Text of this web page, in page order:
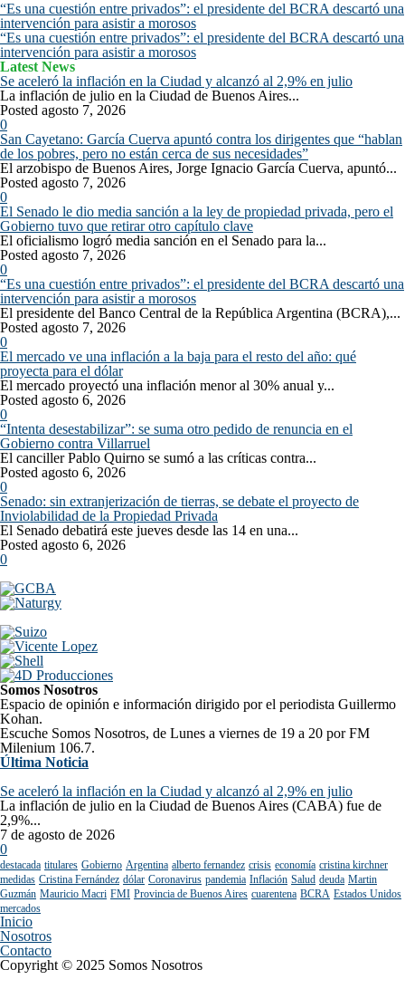
“Es una cuestión entre privados”: el presidente del BCRA descartó una
intervención para asistir a morosos
“Es una cuestión entre privados”: el presidente del BCRA descartó una
intervención para asistir a morosos
Latest News
Se aceleró la inflación en la Ciudad y alcanzó al 2,9% en julio
La inflación de julio en la Ciudad de Buenos Aires...
Posted agosto 7, 2026
0
San Cayetano: García Cuerva apuntó contra los dirigentes que “hablan
de los pobres, pero no están cerca de sus necesidades”
El arzobispo de Buenos Aires, Jorge Ignacio García Cuerva, apuntó...
Posted agosto 7, 2026
0
El Senado le dio media sanción a la ley de propiedad privada, pero el
Gobierno tuvo que retirar otro capítulo clave
El oficialismo logró media sanción en el Senado para la...
Posted agosto 7, 2026
0
“Es una cuestión entre privados”: el presidente del BCRA descartó una
intervención para asistir a morosos
El presidente del Banco Central de la República Argentina (BCRA),...
Posted agosto 7, 2026
0
El mercado ve una inflación a la baja para el resto del año: qué
proyecta para el dólar
El mercado proyectó una inflación menor al 30% anual y...
Posted agosto 6, 2026
0
“Intenta desestabilizar”: se suma otro pedido de renuncia en el
Gobierno contra Villarruel
El canciller Pablo Quirno se sumó a las críticas contra...
Posted agosto 6, 2026
0
Senado: sin extranjerización de tierras, se debate el proyecto de
Inviolabilidad de la Propiedad Privada
El Senado debatirá este jueves desde las 14 en una...
Posted agosto 6, 2026
0
Somos Nosotros
Espacio de opinión e información dirigido por el periodista Guillermo
Kohan.
Escuche Somos Nosotros, de Lunes a viernes de 19 a 20 por FM
Milenium 106.7.
Última Noticia
Se aceleró la inflación en la Ciudad y alcanzó al 2,9% en julio
La inflación de julio en la Ciudad de Buenos Aires (CABA) fue de
2,9%...
7 de agosto de 2026
0
destacada titulares Gobierno Argentina alberto fernandez crisis economía cristina kirchner
medidas Cristina Fernández dólar Coronavirus pandemia Inflación Salud deuda Martin
Guzmán Mauricio Macri FMI Provincia de Buenos Aires cuarentena BCRA Estados Unidos
mercados
Inicio
Nosotros
Contacto
Copyright © 2025 Somos Nosotros